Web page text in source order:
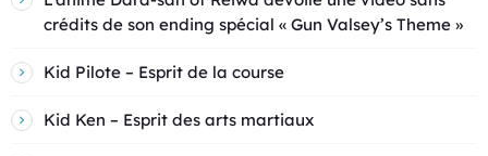
crédits de son ending spécial « Gun Valsey’s Theme »
Kid Pilote – Esprit de la course
Kid Ken – Esprit des arts martiaux